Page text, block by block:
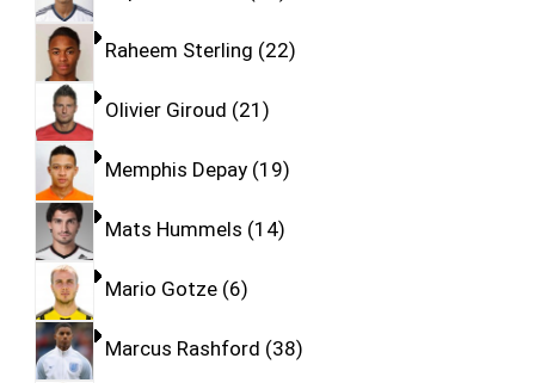
Raheem Sterling 22
Olivier Giroud 21
Memphis Depay 19
Mats Hummels 14
Mario Gotze 6
Marcus Rashford 38